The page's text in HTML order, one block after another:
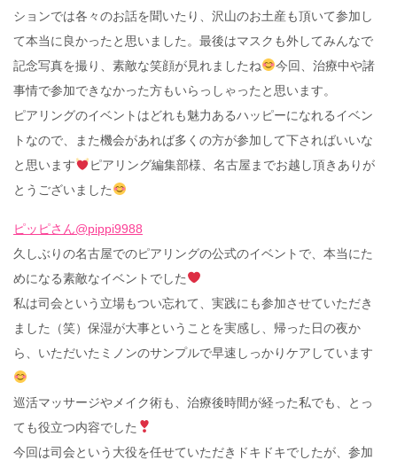
ションでは各々のお話を聞いたり、沢山のお土産も頂いて参加し
て本当に良かったと思いました。最後はマスクも外してみんなで
記念写真を撮り、素敵な笑顔が見れましたね
今回、治療中や諸
事情で参加できなかった方もいらっしゃったと思います。
ピアリングのイベントはどれも魅力あるハッピーになれるイベン
トなので、また機会があれば多くの方が参加して下さればいいな
と思います
ピアリング編集部様、名古屋までお越し頂きありが
とうございました
ピッピさん@pippi9988
久しぶりの名古屋でのピアリングの公式のイベントで、本当にた
めになる素敵なイベントでした
私は司会という立場もつい忘れて、実践にも参加させていただき
ました（笑）保湿が大事ということを実感し、帰った日の夜か
ら、いただいたミノンのサンプルで早速しっかりケアしています
巡活マッサージやメイク術も、治療後時間が経った私でも、とっ
ても役立つ内容でした
今回は司会という大役を任せていただきドキドキでしたが、参加